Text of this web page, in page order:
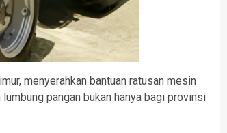
menyerahkan bantuan ratusan mesin
pangan bukan hanya bagi provinsi